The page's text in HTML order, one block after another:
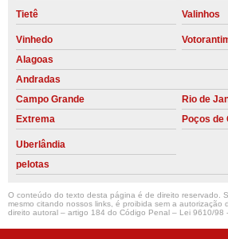
Tietê Valinhos
Vinhedo
Alagoas
Andradas
Campo Grande
Rio de
Extrema
Poços de
Uberlândia
pelotas
O conteúdo do texto desta página é de direito reservado.
mesmo citando nossos links, é proibida sem a autorização
direito autoral – artigo 184 do Código Penal – Lei 9610/98